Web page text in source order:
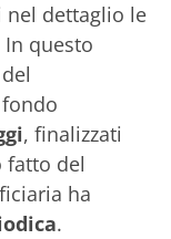
nel dettaglio le
questo
, finalizzati
fatto del
ha
.